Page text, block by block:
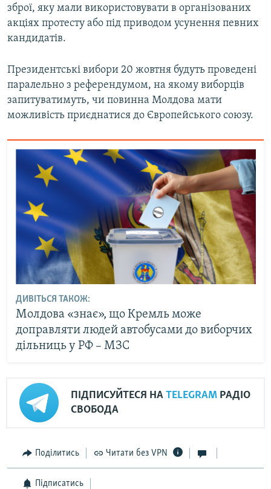
зброї, яку мали використовувати в організованих
акціях протесту або під приводом усунення певних
кандидатів.
Президентські вибори 20 жовтня будуть проведені
паралельно з референдумом, на якому виборців
запитуватимуть, чи повинна Молдова мати
можливість приєднатися до Європейського союзу.
ДИВІТЬСЯ ТАКОЖ:
Молдова «знає», що Кремль може
доправляти людей автобусами до виборчих
дільниць у РФ – МЗС
ПІДПИСУЙТЕСЯ НА TELEGRAM РАДІО
СВОБОДА
Поділитись Читати без VPN
Підписатись